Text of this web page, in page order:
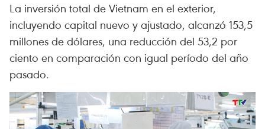
La inversión total de Vietnam en el exterior,
incluyendo capital nuevo y ajustado, alcanzó 153,5
millones de dólares, una reducción del 53,2 por
ciento en comparación con igual período del año
pasado.